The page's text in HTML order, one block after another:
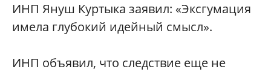
ИНП Януш Куртыка заявил: «Эксгумация
имела глубокий идейный смысл».
ИНП объявил, что следствие еще не